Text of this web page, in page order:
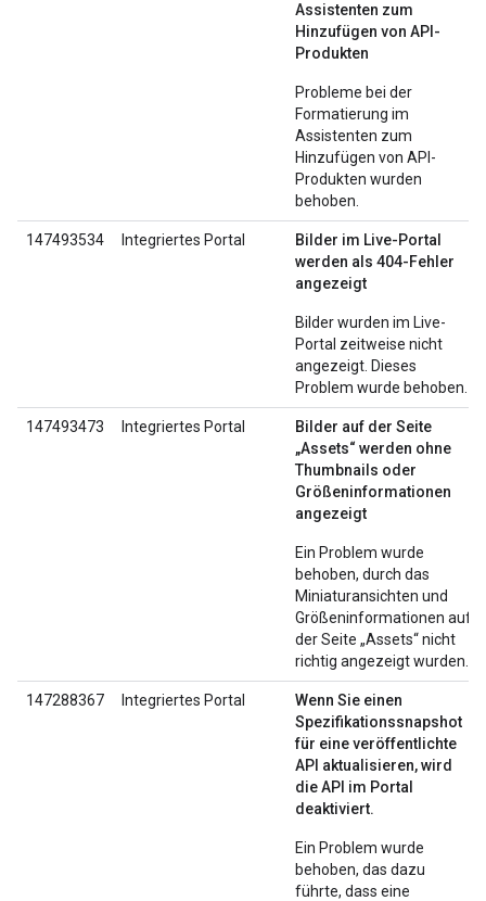
Assistenten zum
Hinzufügen von API-
Produkten
Probleme bei der
Formatierung im
Assistenten zum
Hinzufügen von API-
Produkten wurden
behoben.
147493534 Integriertes Portal
Bilder im Live-Portal
werden als 404-Fehler
angezeigt
Bilder wurden im Live-
Portal zeitweise nicht
angezeigt. Dieses
Problem wurde behoben.
147493473 Integriertes Portal
Bilder auf der Seite
„Assets“ werden ohne
Thumbnails oder
Größeninformationen
angezeigt
Ein Problem wurde
behoben, durch das
Miniaturansichten und
Größeninformationen auf
der Seite „Assets“ nicht
richtig angezeigt wurden.
147288367 Integriertes Portal
Wenn Sie einen
Spezifikationssnapshot
für eine veröffentlichte
API aktualisieren, wird
die API im Portal
deaktiviert.
Ein Problem wurde
behoben, das dazu
führte, dass eine